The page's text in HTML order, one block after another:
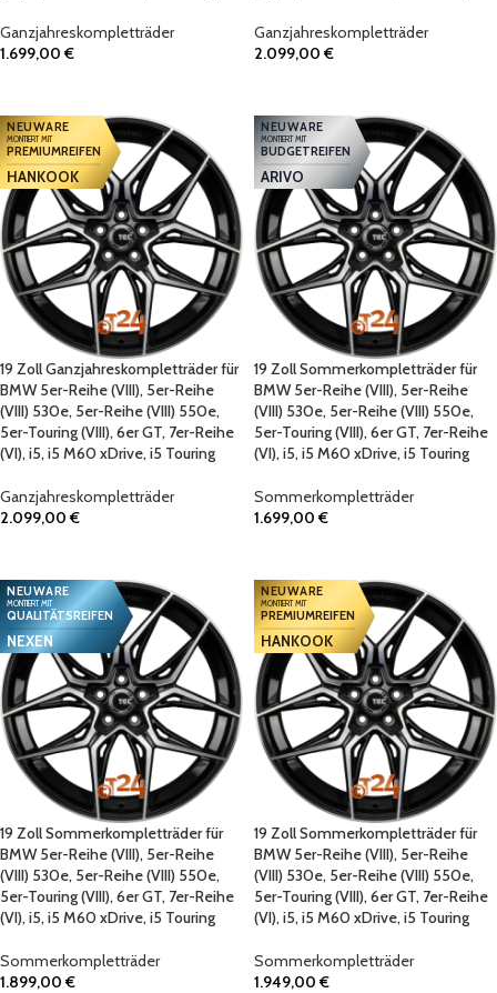
Ganzjahreskompletträder
1.699,00€
Ganzjahreskompletträder
2.099,00€
NEUWARE
MONTIERT MIT
PREMIUMREIFEN
HANKOOK
19 Zoll Ganzjahreskompletträder für
BMW 5er-Reihe (VIII), 5er-Reihe
(VIII) 530e, 5er-Reihe (VIII) 550e,
5er-Touring (VIII), 6er GT, 7er-Reihe
(VI), i5, i5 M60 xDrive, i5 Touring
Ganzjahreskompletträder
2.099,00€
NEUWARE
MONTIERT MIT
BUDGETREIFEN
ARIVO
19 Zoll Sommerkompletträder für
BMW 5er-Reihe (VIII), 5er-Reihe
(VIII) 530e, 5er-Reihe (VIII) 550e,
5er-Touring (VIII), 6er GT, 7er-Reihe
(VI), i5, i5 M60 xDrive, i5 Touring
Sommerkompletträder
1.699,00€
NEUWARE
MONTIERT MIT
QUALITÄTSREIFEN
NEXEN
19 Zoll Sommerkompletträder für
BMW 5er-Reihe (VIII), 5er-Reihe
(VIII) 530e, 5er-Reihe (VIII) 550e,
5er-Touring (VIII), 6er GT, 7er-Reihe
(VI), i5, i5 M60 xDrive, i5 Touring
Sommerkompletträder
1.899,00€
NEUWARE
MONTIERT MIT
PREMIUMREIFEN
HANKOOK
19 Zoll Sommerkompletträder für
BMW 5er-Reihe (VIII), 5er-Reihe
(VIII) 530e, 5er-Reihe (VIII) 550e,
5er-Touring (VIII), 6er GT, 7er-Reihe
(VI), i5, i5 M60 xDrive, i5 Touring
Sommerkompletträder
1.949,00€